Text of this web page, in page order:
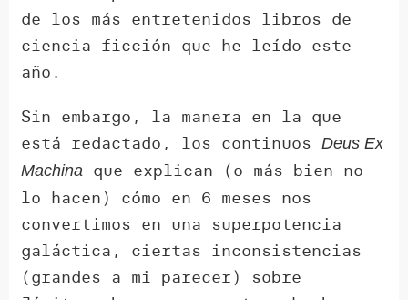
de los más entretenidos libros de
ciencia ficción que he leído este
año.
Sin embargo, la manera en la que
está redactado, los continuosDeus Ex
Machina que explican (o más bien no
lo hacen) cómo en 6 meses nos
convertimos en una superpotencia
galáctica, ciertas inconsistencias
(grandes a mi parecer) sobre